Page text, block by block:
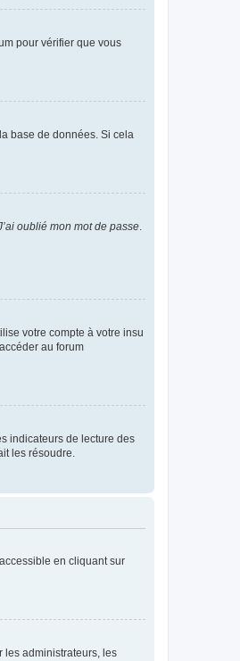
pour vérifier que vous
base de données. Si cela
oublié mon mot de passe
votre compte à votre insu
au forum
indicateurs de lecture des
les résoudre.
en cliquant sur
les administrateurs, les